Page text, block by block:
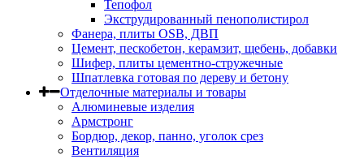
Тепофол
Экструдированный пенополистирол
Фанера, плиты OSB, ДВП
Цемент, пескобетон, керамзит, щебень, добавки
Шифер, плиты цементно-стружечные
Шпатлевка готовая по дереву и бетону
Отделочные материалы и товары
Алюминевые изделия
Армстронг
Бордюр, декор, панно, уголок срез
Вентиляция